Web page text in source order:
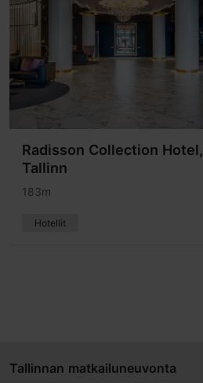
Radisson Collection Hotel,
Tallinn
183m
Hotellit
Tallinnan matkailuneuvonta